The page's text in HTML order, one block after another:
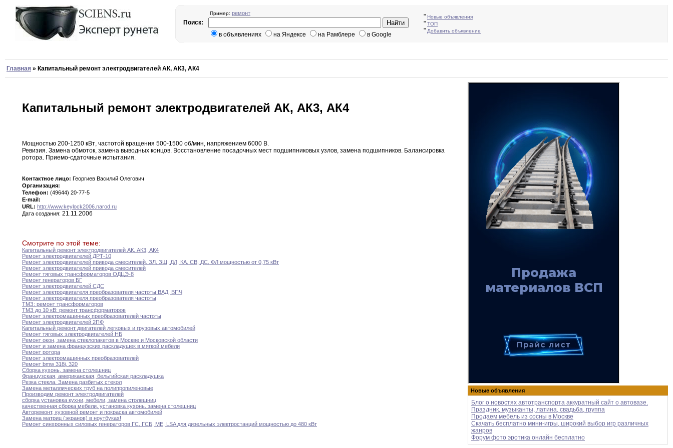
Пример: ремонт " Новые объявления
" ТОП
" Добавить объявление
Поиск:
в объявлениях
на Яндексе на Рамблере в Google
Главная » Капитальный ремонт электродвигателей АК, АК3, АК4
Новые объявления
Блог о новостях автотранспорта аккуратный сайт о автовазе.
Праздник, музыканты, латина, свадьба, группа
Продаем мебель из сосны в Москве
Скачать бесплатно мини-игры, широкий выбор игр различных
жанров
Форум фото эротика онлайн бесплатно
Капитальный ремонт электродвигателей АК, АК3, АК4
Мощностью 200-1250 кВт, частотой вращения 500-1500 об/мин, напряжением 6000 В.
Ревизия. Замена обмоток, замена выводных концов. Восстановление посадочных мест подшипниковых узлов, замена подшипников. Балансировка
ротора. Приемо-сдаточные испытания.
Контактное лицо: Георгиев Василий Олегович
Организация:
Телефон: (49644) 20-77-5
E-mail:
URL: http://www.keylock2006.narod.ru
Дата создания: 21.11.2006
Смотрите по этой теме:
Капитальный ремонт электродвигателей АК АК3 АК4
Ремонт электродвигателей ДРТ-10
Ремонт электродвигателей привода смесителей ЗЛ ЗШ ДЛ КА, СВ ДС ФЛ мощностью от 0 75 кВт
Ремонт электродвигателей привода смесителей
Ремонт тяговых трансформаторов ОДЦЭ-8
Ремонт генераторов БГ
Ремонт электродвигателей СДС
Ремонт электродвигателя преобразователя частоты ВАД
ВПЧ
Ремонт электродвигателя преобразователя частоты
ТМЗ: ремонт трансформаторов
ТМЗ до 10 кВ: ремонт трансформаторов
Ремонт электромашинных преобразователей частоты
Ремонт электродвигателей 2ПФ
Капитальный ремонт двигателей легковых и грузовых автомобилей
Ремонт тяговых электродвигателей НБ
Ремонт окон замена стеклопакетов в Москве и Московской области
Ремонт и замена французских раскладушек в мягкой мебели
Ремонт ротора
Ремонт электромашинных преобразователей
Ремонт bmw 318i 320
Сборка кухонь замена столешниц
Французская американская бельгийская раскладушка
Резка стекла Замена разбитых стекол
Замена металлических труб на полипропиленовые
Производим ремонт электродвигателей
сборка установка кухни мебели замена столешниц
качественная сборка мебели установка кухонь замена столешниц
Авторемонт, кузовной ремонт и покраска автомобилей
Замена матриц (экранов) в ноутбуках!
Ремонт синхронных силовых генераторов ГС
ГСБ МЕ LSA для дизельных электростанций мощностью до 480 кВт